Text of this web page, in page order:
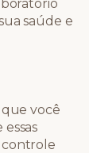
saúde e
que você
controle